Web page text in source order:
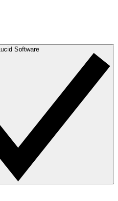
Lucid Software